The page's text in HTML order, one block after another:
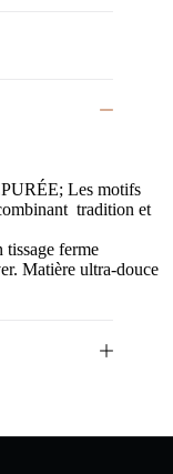
Les motifs
tradition et
ferme
Matière ultra-douce